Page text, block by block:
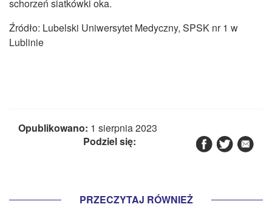
schorzeń siatkówki oka.
Źródło: Lubelski Uniwersytet Medyczny, SPSK nr 1 w
Lublinie
Opublikowano: 1 sierpnia 2023
Podziel się:
PRZECZYTAJ RÓWNIEŻ